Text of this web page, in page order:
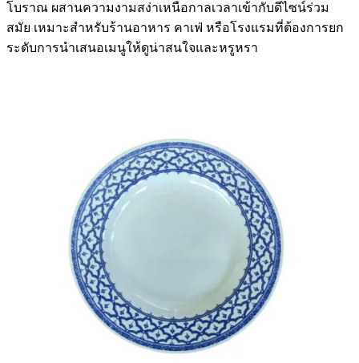
โบราณ ผสานความงามสง่าเหนือกาลเวลาเข้ากับดีไซน์ร่วม
สมัย เหมาะสำหรับร้านอาหาร คาเฟ่ หรือโรงแรมที่ต้องการยก
ระดับการนำเสนอเมนูให้ดูน่าสนใจและหรูหรา